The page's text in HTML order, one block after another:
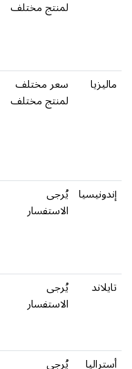
لمنتج مختلف
ماليزيا سعر مختلف
لمنتج مختلف
إندونيسيا يُرجى
الاستفسار
تايلاند يُرجى
الاستفسار
أستراليا يُرجى